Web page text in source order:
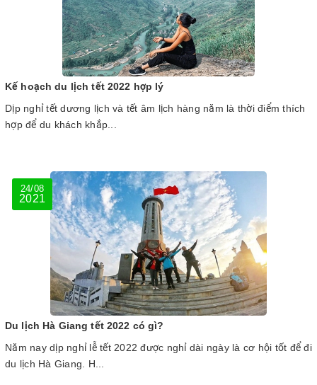
Kế hoạch du lịch tết 2022 hợp lý
Dịp nghỉ tết dương lịch và tết âm lịch hàng năm là thời điểm thích
hợp để du khách khắp...
24/08
2021
Du lịch Hà Giang tết 2022 có gì?
Năm nay dịp nghỉ lễ tết 2022 được nghỉ dài ngày là cơ hội tốt để đi
du lịch Hà Giang. H...